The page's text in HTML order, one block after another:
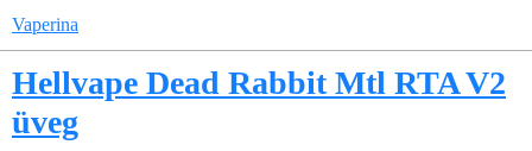
Vaperina
Hellvape Dead Rabbit Mtl RTA V2
üveg